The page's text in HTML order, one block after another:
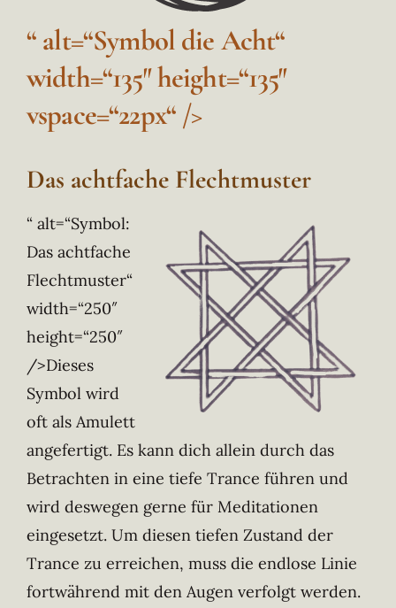
“ alt=“Symbol die Acht“
width=“135″ height=“135″
vspace=“22px“ />
Das achtfache Flechtmuster
“ alt=“Symbol:
Das achtfache
Flechtmuster“
width=“250″
height=“250″
/>Dieses
Symbol wird
oft als Amulett
angefertigt. Es kann dich allein durch das
Betrachten in eine tiefe Trance führen und
wird deswegen gerne für Meditationen
eingesetzt. Um diesen tiefen Zustand der
Trance zu erreichen, muss die endlose Linie
fortwährend mit den Augen verfolgt werden.